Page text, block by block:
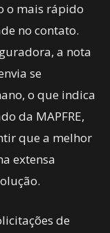
o mais rápido
no contato.
a nota
se
o que indica
da MAPFRE,
que a melhor
extensa
de